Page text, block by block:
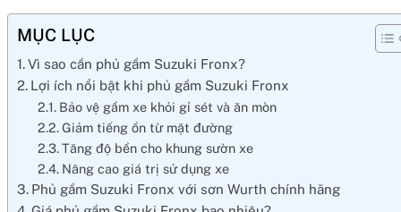
MỤC LỤC
Vì sao cần phủ gầm Suzuki Fronx?
Lợi ích nổi bật khi phủ gầm Suzuki Fronx
Bảo vệ gầm xe khỏi gỉ sét và ăn mòn
Giảm tiếng ồn từ mặt đường
Tăng độ bền cho khung sườn xe
Nâng cao giá trị sử dụng xe
Phủ gầm Suzuki Fronx với sơn Wurth chính hãng